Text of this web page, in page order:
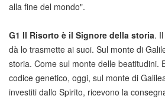
alla fine del mondo".
G1 Il Risorto è il Signore della storia.
dà lo trasmette ai suoi. Sul monte di
storia. Come sul monte delle beatitudini.
codice genetico, oggi, sul monte di
investiti dallo Spirito, ricevono la